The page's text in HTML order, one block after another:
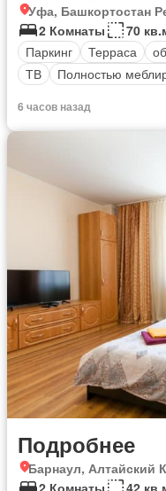
Уфа, Башкортостан
2 Комнаты
70
Паркинг
Терраса
ТВ
Полностью
6 часов назад
Подробнее
Барнаул, Алтайский
2 Комнаты
42